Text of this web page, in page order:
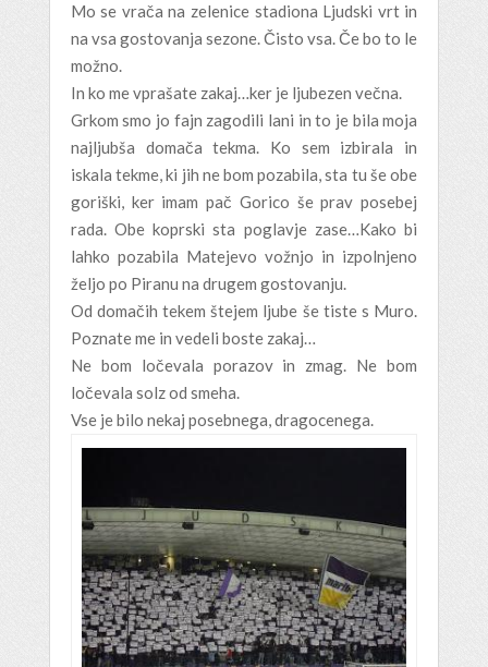
Mo se vrača na zelenice stadiona Ljudski vrt in
na vsa gostovanja sezone. Čisto vsa. Če bo to le
možno.
In ko me vprašate zakaj…ker je ljubezen večna.
Grkom smo jo fajn zagodili lani in to je bila moja
najljubša domača tekma. Ko sem izbirala in
iskala tekme, ki jih ne bom pozabila, sta tu še obe
goriški, ker imam pač Gorico še prav posebej
rada. Obe koprski sta poglavje zase…Kako bi
lahko pozabila Matejevo vožnjo in izpolnjeno
željo po Piranu na drugem gostovanju.
Od domačih tekem štejem ljube še tiste s Muro.
Poznate me in vedeli boste zakaj…
Ne bom ločevala porazov in zmag. Ne bom
ločevala solz od smeha.
Vse je bilo nekaj posebnega, dragocenega.